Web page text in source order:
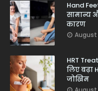
Hand
सामान्य
कारण
August
HRT
लिए बढ़ा
जोखिम